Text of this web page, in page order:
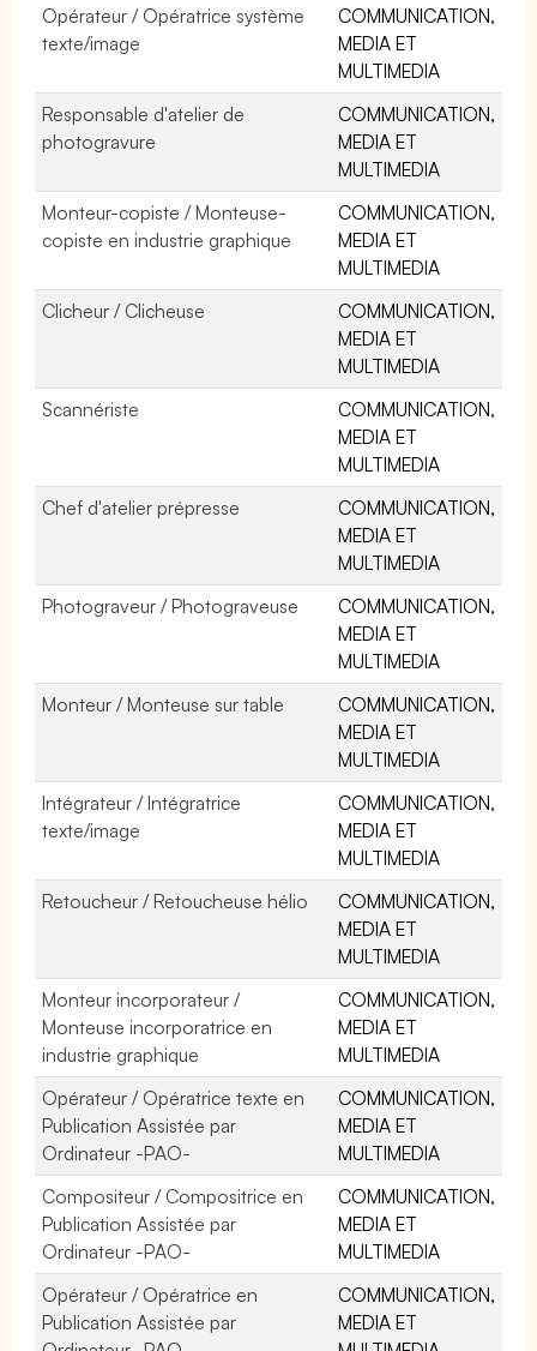
Opérateur / Opératrice système
texte/image
COMMUNICATION,
MEDIA ET
MULTIMEDIA
Responsable d'atelier de
photogravure
COMMUNICATION,
MEDIA ET
MULTIMEDIA
Monteur-copiste / Monteuse-
copiste en industrie graphique
COMMUNICATION,
MEDIA ET
MULTIMEDIA
Clicheur / Clicheuse
COMMUNICATION,
MEDIA ET
MULTIMEDIA
Scannériste
COMMUNICATION,
MEDIA ET
MULTIMEDIA
Chef d'atelier prépresse
COMMUNICATION,
MEDIA ET
MULTIMEDIA
Photograveur / Photograveuse
COMMUNICATION,
MEDIA ET
MULTIMEDIA
Monteur / Monteuse sur table
COMMUNICATION,
MEDIA ET
MULTIMEDIA
Intégrateur / Intégratrice
texte/image
COMMUNICATION,
MEDIA ET
MULTIMEDIA
Retoucheur / Retoucheuse hélio
COMMUNICATION,
MEDIA ET
MULTIMEDIA
Monteur incorporateur /
Monteuse incorporatrice en
industrie graphique
COMMUNICATION,
MEDIA ET
MULTIMEDIA
Opérateur / Opératrice texte en
Publication Assistée par
Ordinateur -PAO-
COMMUNICATION,
MEDIA ET
MULTIMEDIA
Compositeur / Compositrice en
Publication Assistée par
Ordinateur -PAO-
COMMUNICATION,
MEDIA ET
MULTIMEDIA
Opérateur / Opératrice en
Publication Assistée par
COMMUNICATION,
MEDIA ET